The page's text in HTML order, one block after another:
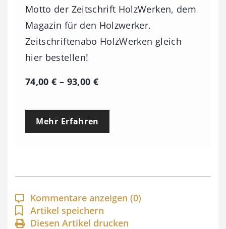
Motto der Zeitschrift HolzWerken, dem
Magazin für den Holzwerker.
Zeitschriftenabo HolzWerken gleich
hier bestellen!
74,00€ – 93,00 €P
e
p
a
n
n
Mehr Erfahren
Kommentare anzeigen (0)
Artikel speichern
Diesen Artikel drucken